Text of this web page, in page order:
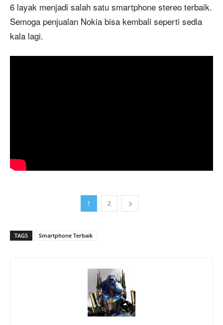
6 layak menjadi salah satu smartphone stereo terbaik.
Semoga penjualan Nokia bisa kembali seperti sedia
kala lagi.
1 2
TAGS Smartphone Terbaik